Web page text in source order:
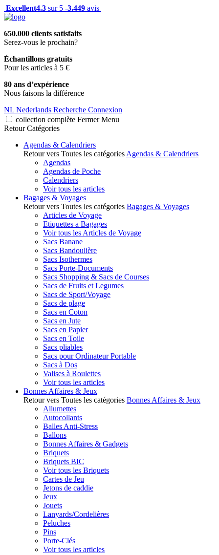
Excellent4.3 sur 5 -3.449 avis
650.000 clients satisfaits
Serez-vous le prochain?
Échantillons gratuits
Pour les articles à 5 €
80 ans d’expérience
Nous faisons la différence
NL Nederlands Recherche Connexion
collection complète Fermer Menu
Retour Catégories
Agendas & Calendriers
Retour vers Toutes les catégories Agendas & Calendriers
Agendas
Agendas de Poche
Calendriers
Voir tous les articles
Bagages & Voyages
Retour vers Toutes les catégories Bagages & Voyages
Articles de Voyage
Etiquettes a Bagages
Voir tous les Articles de Voyage
Sacs Banane
Sacs Bandoulière
Sacs Isothermes
Sacs Porte-Documents
Sacs Shopping & Sacs de Courses
Sacs de Fruits et Legumes
Sacs de Sport/Voyage
Sacs de plage
Sacs en Coton
Sacs en Jute
Sacs en Papier
Sacs en Toile
Sacs pliables
Sacs pour Ordinateur Portable
Sacs à Dos
Valises à Roulettes
Voir tous les articles
Bonnes Affaires & Jeux
Retour vers Toutes les catégories Bonnes Affaires & Jeux
Allumettes
Autocollants
Balles Anti-Stress
Ballons
Bonnes Affaires & Gadgets
Briquets
Briquets BIC
Voir tous les Briquets
Cartes de Jeu
Jetons de caddie
Jeux
Jouets
Lanyards/Cordelières
Peluches
Pins
Porte-Clés
Voir tous les articles